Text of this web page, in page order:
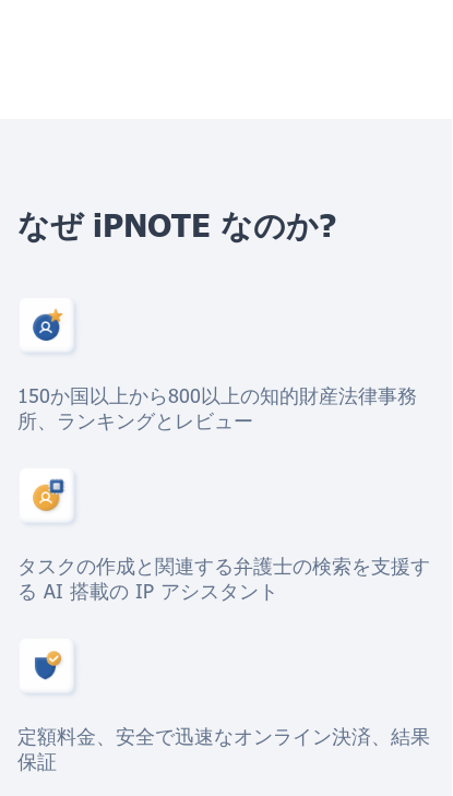
なぜ iPNOTE なのか?
150か国以上から800以上の知的財産法律事務
所、ランキングとレビュー
タスクの作成と関連する弁護士の検索を支援す
る AI 搭載の IP アシスタント
定額料金、安全で迅速なオンライン決済、結果
保証